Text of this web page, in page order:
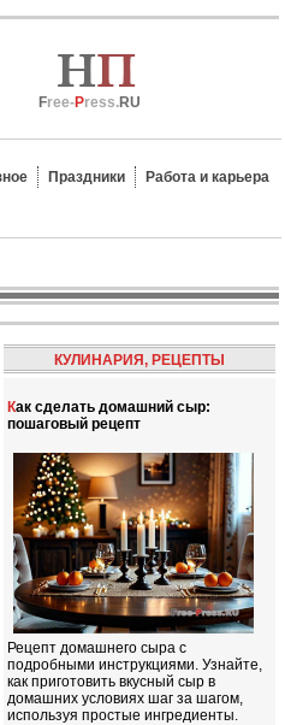
Free-Press.RU
Праздники
Работа и карьера
КУЛИНАРИЯ, РЕЦЕПТЫ
Как сделать домашний сыр:
пошаговый рецепт
Рецепт домашнего сыра с
подробными инструкциями. Узнайте,
как приготовить вкусный сыр в
домашних условиях шаг за шагом,
используя простые ингредиенты.